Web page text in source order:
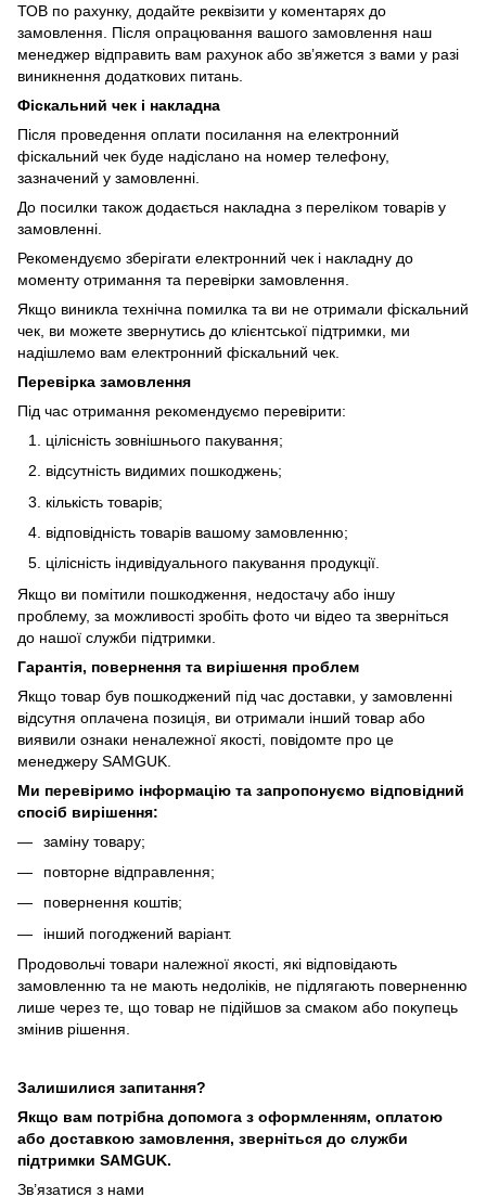
ТОВ по рахунку, додайте реквізити у коментарях до
замовлення. Після опрацювання вашого замовлення наш
менеджер відправить вам рахунок або звʼяжется з вами у разі
виникнення додаткових питань.
Фіскальний чек і накладна
Після проведення оплати посилання на електронний
фіскальний чек буде надіслано на номер телефону,
зазначений у замовленні.
До посилки також додається накладна з переліком товарів у
замовленні.
Рекомендуємо зберігати електронний чек і накладну до
моменту отримання та перевірки замовлення.
Якщо виникла технічна помилка та ви не отримали фіскальний
чек, ви можете звернутись до клієнтської підтримки, ми
надішлемо вам електронний фіскальний чек.
Перевірка замовлення
Під час отримання рекомендуємо перевірити:
цілісність зовнішнього пакування;
відсутність видимих пошкоджень;
кількість товарів;
відповідність товарів вашому замовленню;
цілісність індивідуального пакування продукції.
Якщо ви помітили пошкодження, недостачу або іншу
проблему, за можливості зробіть фото чи відео та зверніться
до нашої служби підтримки.
Гарантія, повернення та вирішення проблем
Якщо товар був пошкоджений під час доставки, у замовленні
відсутня оплачена позиція, ви отримали інший товар або
виявили ознаки неналежної якості, повідомте про це
менеджеру SAMGUK.
Ми перевіримо інформацію та запропонуємо відповідний
спосіб вирішення:
заміну товару;
повторне відправлення;
повернення коштів;
інший погоджений варіант.
Продовольчі товари належної якості, які відповідають
замовленню та не мають недоліків, не підлягають поверненню
лише через те, що товар не підійшов за смаком або покупець
змінив рішення.
Залишилися запитання?
Якщо вам потрібна допомога з оформленням, оплатою
або доставкою замовлення, зверніться до служби
підтримки SAMGUK.
Зв’язатися з нами